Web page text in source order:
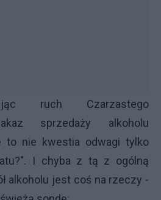
ruch Czarzastego
sprzedaży alkoholu
to nie kwestia odwagi tylko
I chyba z tą z ogólną
alkoholu jest coś na rzeczy -